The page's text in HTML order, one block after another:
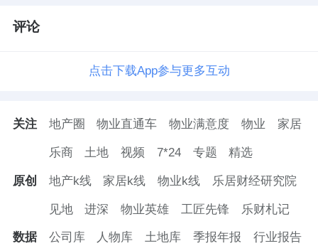
最终被振业、天健、光明建发组成的联合体拿
与周家大道交汇处。
占地约3.5 万㎡，容积率3.1，建筑面积约
万㎡。
评论
点击下载App参与更多互动
关注 地产圈 物业直通车 物业满意度 物业 家居
乐商 土地 视频 7*24 专题 精选
原创 地产k线 家居k线 物业k线 乐居财经研究院
见地 进深 物业英雄 工匠先锋 乐财札记
数据 公司库 人物库 土地库 季报年报 行业报告